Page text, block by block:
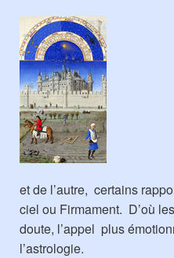
et de l’autre, certains
ciel ou Firmament. D’où
doute, l’appel plus
l’astrologie.